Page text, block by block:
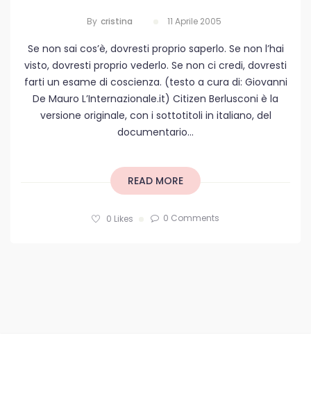
By Cristina 11 Aprile 2005
Se non sai cos’è, dovresti proprio saperlo. Se non l’hai
visto, dovresti proprio vederlo. Se non ci credi, dovresti
farti un esame di coscienza. (testo a cura di: Giovanni
De Mauro L’Internazionale.it) Citizen Berlusconi è la
versione originale, con i sottotitoli in italiano, del
documentario...
READ MORE
0 Likes 0 Comments